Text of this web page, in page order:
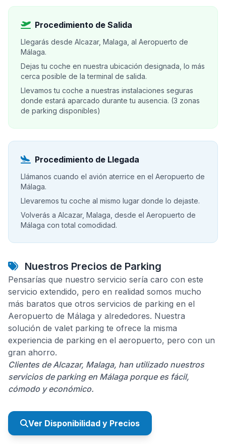
Procedimiento de Salida
Llegarás desde Alcazar, Malaga, al Aeropuerto de
Málaga.
Dejas tu coche en nuestra ubicación designada, lo más
cerca posible de la terminal de salida.
Llevamos tu coche a nuestras instalaciones seguras
donde estará aparcado durante tu ausencia. (3 zonas
de parking disponibles)
Procedimiento de Llegada
Llámanos cuando el avión aterrice en el Aeropuerto de
Málaga.
Llevaremos tu coche al mismo lugar donde lo dejaste.
Volverás a Alcazar, Malaga, desde el Aeropuerto de
Málaga con total comodidad.
Nuestros Precios de Parking
Pensarías que nuestro servicio sería caro con este
servicio extendido, pero en realidad somos mucho
más baratos que otros servicios de parking en el
Aeropuerto de Málaga y alrededores. Nuestra
solución de valet parking te ofrece la misma
experiencia de parking en el aeropuerto, pero con un
gran ahorro.
Clientes de Alcazar, Malaga, han utilizado nuestros
servicios de parking en Málaga porque es fácil,
cómodo y económico.
Ver Disponibilidad y Precios